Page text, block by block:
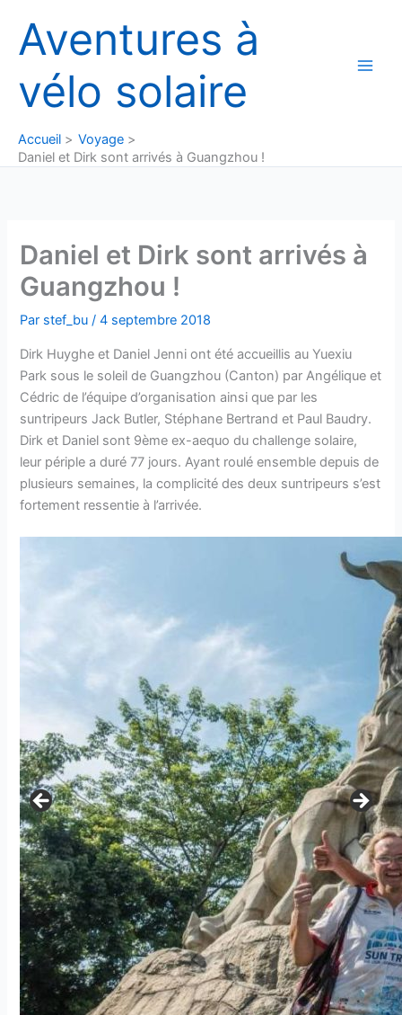
contenu
Aventures à
vélo solaire
Accueil
Voyage
Daniel et Dirk sont arrivés à Guangzhou !
Daniel et Dirk sont arrivés à
Guangzhou !
Par stef_bu/4 septembre 2018
Dirk Huyghe et Daniel Jenni ont été accueillis au Yuexiu
Park sous le soleil de Guangzhou (Canton) par Angélique et
Cédric de l’équipe d’organisation ainsi que par les
suntripeurs Jack Butler, Stéphane Bertrand et Paul Baudry.
Dirk et Daniel sont 9ème ex-aequo du challenge solaire,
leur périple a duré 77 jours. Ayant roulé ensemble depuis de
plusieurs semaines, la complicité des deux suntripeurs s’est
fortement ressentie à l’arrivée.